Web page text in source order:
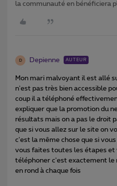
la communauté en bénéficiera
D Depienne AUTEUR
Mon mari malvoyant il est allé
n'est pas très bien accessible
coup il a téléphoné
expliquer que la promotion du
résultats mais on a pas le droit
que si vous allez sur le site on
c'est la même chose que si
vous faites toutes les étapes et
téléphoner c'est exactement le
en rond à chaque fois